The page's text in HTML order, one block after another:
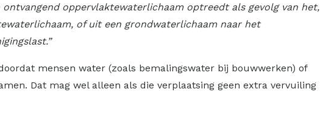
oppervlaktewaterlichaam optreedt als gevolg van het,
of uit een grondwaterlichaam naar het
mensen water (zoals bemalingswater bij bouwwerken) of
Dat mag wel alleen als die verplaatsing geen extra vervuiling